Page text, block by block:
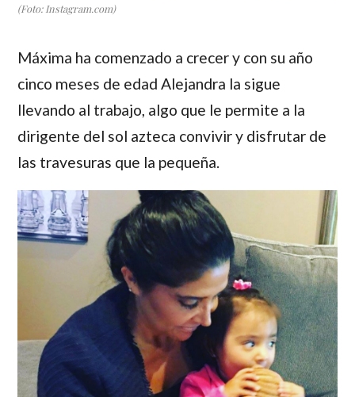
(Foto: Instagram.com)
Máxima ha comenzado a crecer y con su año
cinco meses de edadAlejandra la sigue
llevando al trabajo, algo que le permite a la
dirigente del sol azteca convivir y disfrutar de
las travesuras que la pequeña.